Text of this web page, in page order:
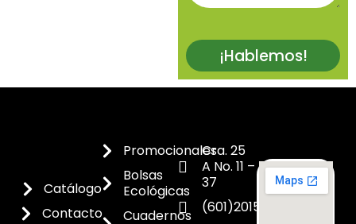
¡Hablemos!
Catálogo
Contacto
Promocionales
Bolsas
Ecológicas
Cuadernos
Cra. 25
A No. 11 –
37
(601)2015300